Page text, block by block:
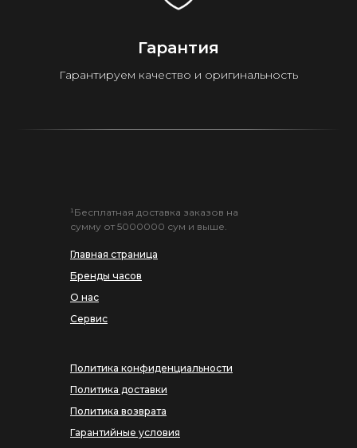
Гарантия
Гарантируем качество и оригинальность
Главная страница
Бренды часов
О нас
Сервис
¹Бесплатная доставка заказов на
сумму от 5000000 сум и выше.
Политика конфиденциальности
Политика доставки
Политика возврата
Гарантийные условия